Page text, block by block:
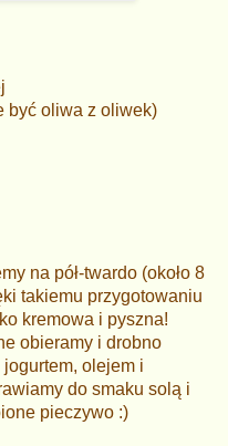
być oliwa z oliwek)
na pół-twardo (około 8
takiemu przygotowaniu
kremowa i pyszna!
obieramy i drobno
olejem i
do smaku solą i
pieczywo :)